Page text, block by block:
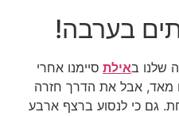
בערבה!
שלנו באילת סיימנו אחרי
מאד, אבל את הדרך חזרה
גם כי לנסוע ברצף ארבע